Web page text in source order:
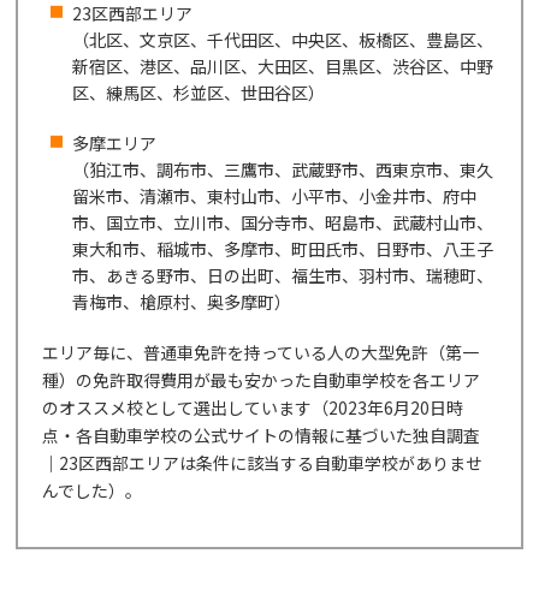
23区西部エリア
（北区、文京区、千代田区、中央区、板橋区、豊島区、
新宿区、港区、品川区、大田区、目黒区、渋谷区、中野
区、練馬区、杉並区、世田谷区）
多摩エリア
（狛江市、調布市、三鷹市、武蔵野市、西東京市、東久
留米市、清瀬市、東村山市、小平市、小金井市、府中
市、国立市、立川市、国分寺市、昭島市、武蔵村山市、
東大和市、稲城市、多摩市、町田氏市、日野市、八王子
市、あきる野市、日の出町、福生市、羽村市、瑞穂町、
青梅市、槍原村、奥多摩町）
エリア毎に、普通車免許を持っている人の大型免許（第一
種）の免許取得費用が最も安かった自動車学校を各エリア
のオススメ校として選出しています（2023年6月20日時
点・各自動車学校の公式サイトの情報に基づいた独自調査
｜23区西部エリアは条件に該当する自動車学校がありませ
んでした）。